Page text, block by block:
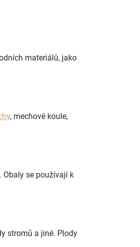
materiálů, jako
, mechové koule,
Obaly se používají k
stromů a jiné. Plody